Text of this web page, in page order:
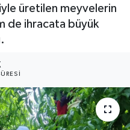
üretilen meyvelerin
de ihracata büyük